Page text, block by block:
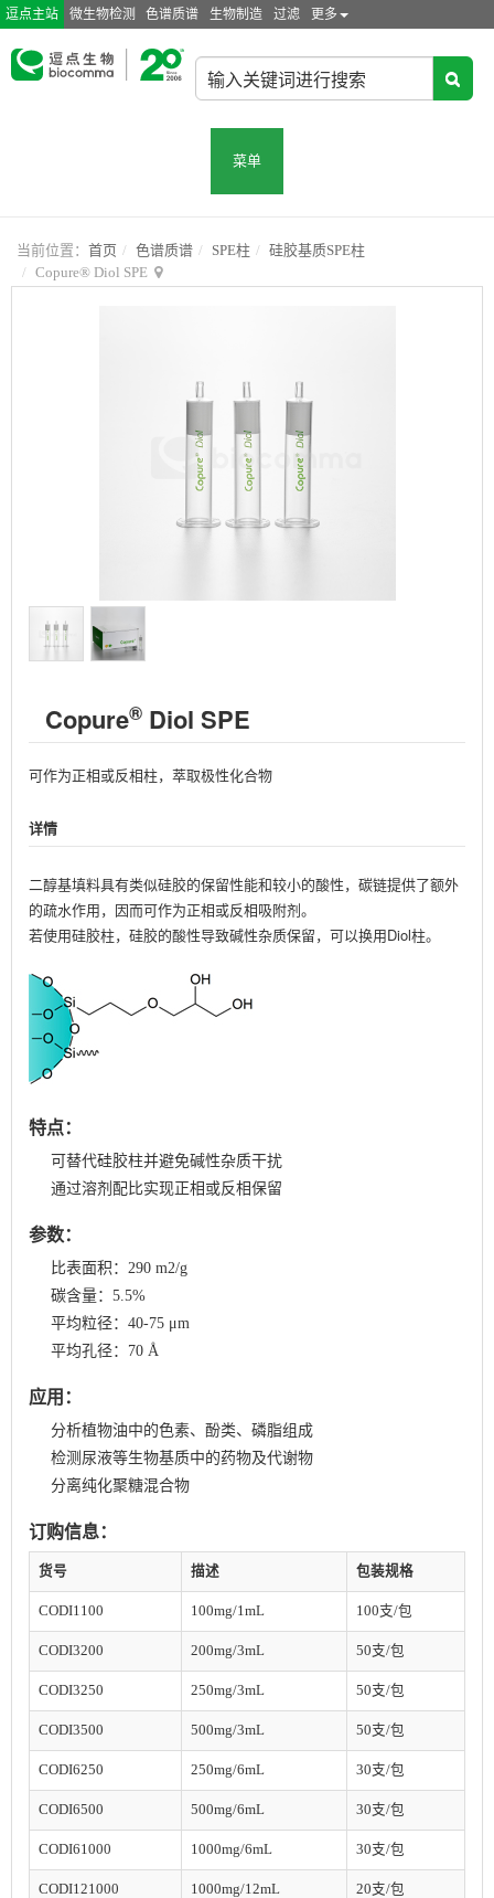
逗点主站 微生物检测 色谱质谱 生物制造 过滤 更多
菜单
当前位置： 首页 色谱质谱 SPE柱
硅胶基质SPE柱
Copure® Diol SPE
Copure® Diol SPE
可作为正相或反相柱，萃取极性化合物
详情
二醇基填料具有类似硅胶的保留性能和较小的酸性，碳链提供了额外
的疏水作用，因而可作为正相或反相吸附剂。
若使用硅胶柱，硅胶的酸性导致碱性杂质保留，可以换用Diol柱。
特点：
可替代硅胶柱并避免碱性杂质干扰
通过溶剂配比实现正相或反相保留
参数：
⽐表⾯积：290 m2/g
碳含量：5.5%
平均粒径：40-75 μm
平均孔径：70 Å
应用：
分析植物油中的色素、酚类、磷脂组成
检测尿液等生物基质中的药物及代谢物
分离纯化聚糖混合物
订购信息：
货号 描述 包装规格
CODI1100 100mg/1mL 100支/包
CODI3200 200mg/3mL 50支/包
CODI3250 250mg/3mL 50支/包
CODI3500 500mg/3mL 50支/包
CODI6250 250mg/6mL 30支/包
CODI6500 500mg/6mL 30支/包
CODI61000 1000mg/6mL 30支/包
CODI121000 1000mg/12mL 20支/包